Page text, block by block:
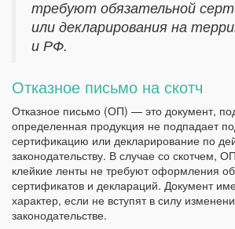
требуют обязательной
или декларирования на
и РФ.
Отказное письмо на скотч
Отказное письмо (ОП) — это документ,
определенная продукция не подпадает
сертификацию или декларирование по
законодательству. В случае со скотчем,
клейкие ленты не требуют оформления
сертификатов и деклараций. Документ
характер, если не вступят в силу
законодательстве.